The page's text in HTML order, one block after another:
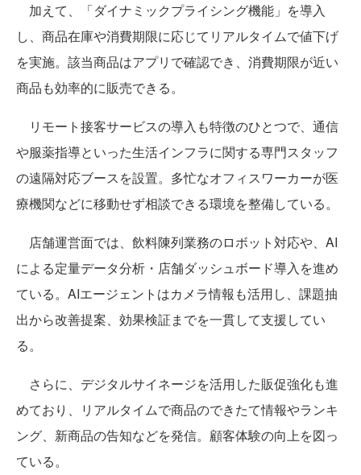
加えて、「ダイナミックプライシング機能」を導入
し、商品在庫や消費期限に応じてリアルタイムで値下げ
を実施。該当商品はアプリで確認でき、消費期限が近い
商品も効率的に販売できる。
リモート接客サービスの導入も特徴のひとつで、通信
や服薬指導といった生活インフラに関する専門スタッフ
の遠隔対応ブースを設置。多忙なオフィスワーカーが医
療機関などに移動せず相談できる環境を整備している。
店舗運営面では、飲料陳列業務のロボット対応や、AI
による定量データ分析・店舗ダッシュボード導入を進め
ている。AIエージェントはカメラ情報も活用し、課題抽
出から改善提案、効果検証までを一貫して支援してい
る。
さらに、デジタルサイネージを活用した販促強化も進
めており、リアルタイムで商品のできたて情報やランキ
ング、新商品の告知などを発信。顧客体験の向上を図っ
ている。